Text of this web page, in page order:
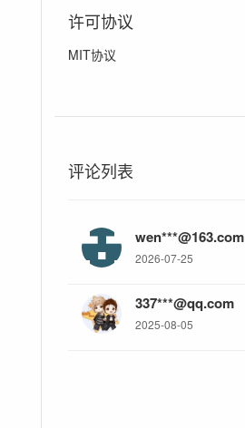
许可协议
MIT协议
评论列表
wen***@163.com
2026-07-25
337***@qq.com
2025-08-05